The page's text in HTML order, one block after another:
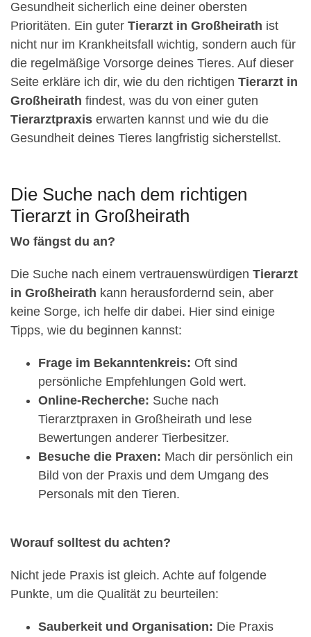
Gesundheit sicherlich eine deiner obersten
Prioritäten. Ein guter Tierarzt in Großheirath ist
nicht nur im Krankheitsfall wichtig, sondern auch für
die regelmäßige Vorsorge deines Tieres. Auf dieser
Seite erkläre ich dir, wie du den richtigen Tierarzt in
Großheirath findest, was du von einer guten
Tierarztpraxis erwarten kannst und wie du die
Gesundheit deines Tieres langfristig sicherstellst.
Die Suche nach dem richtigen
Tierarzt in Großheirath
Wo fängst du an?
Die Suche nach einem vertrauenswürdigen Tierarzt
in Großheirath kann herausfordernd sein, aber
keine Sorge, ich helfe dir dabei. Hier sind einige
Tipps, wie du beginnen kannst:
Frage im Bekanntenkreis: Oft sind
persönliche Empfehlungen Gold wert.
Online-Recherche: Suche nach
Tierarztpraxen in Großheirath und lese
Bewertungen anderer Tierbesitzer.
Besuche die Praxen: Mach dir persönlich ein
Bild von der Praxis und dem Umgang des
Personals mit den Tieren.
Worauf solltest du achten?
Nicht jede Praxis ist gleich. Achte auf folgende
Punkte, um die Qualität zu beurteilen:
Sauberkeit und Organisation: Die Praxis